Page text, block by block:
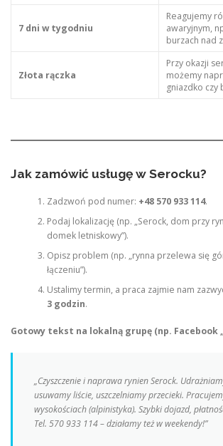
7 dni w tygodniu
Reagujemy
awaryjnym,
burzach nad
Złota rączka
Przy okazji
możemy
gniazdko czy
Jak zamówić usługę w Serocku?
Zadzwoń pod numer: +48 570 933 114.
Podaj lokalizację (np. „Serock, dom przy
domek letniskowy”).
Opisz problem (np. „rynna przelewa się
łączeniu”).
Ustalimy termin, a praca zajmie nam
3 godzin.
Gotowy tekst na lokalną grupę (np. Facebook
„Czyszczenie i naprawa rynien Serock.
usuwamy liście, uszczelniamy przecieki.
wysokościach (alpinistyka). Szybki dojazd,
Tel. 570 933 114 – działamy też w weekendy!”